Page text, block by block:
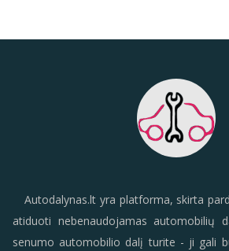
Autodalynas.lt yra platforma, skirta
atiduoti nebenaudojamas automobilių
senumo automobilio dalį turite - ji gali